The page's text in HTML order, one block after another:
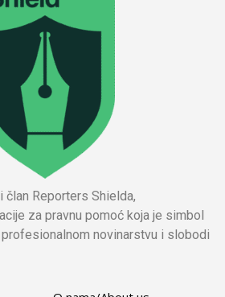
Reporters Shielda,
za pravnu pomoć koja je simbol
novinarstvu i slobodi